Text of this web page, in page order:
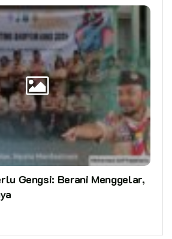
Gengsi: Berani Menggelar,